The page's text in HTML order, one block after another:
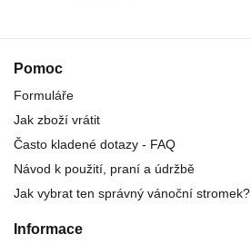
Pomoc
Formuláře
Jak zboží vrátit
Často kladené dotazy - FAQ
Návod k použití, praní a údržbě
Jak vybrat ten správný vánoční stromek?
Informace